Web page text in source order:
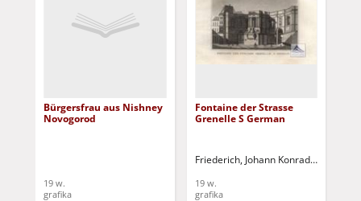
Bürgersfrau aus Nishney
Novogorod
19 w.
grafika
Fontaine der Strasse
Grenelle S German
Friederich, Johann Konrad (1789-
19 w.
grafika